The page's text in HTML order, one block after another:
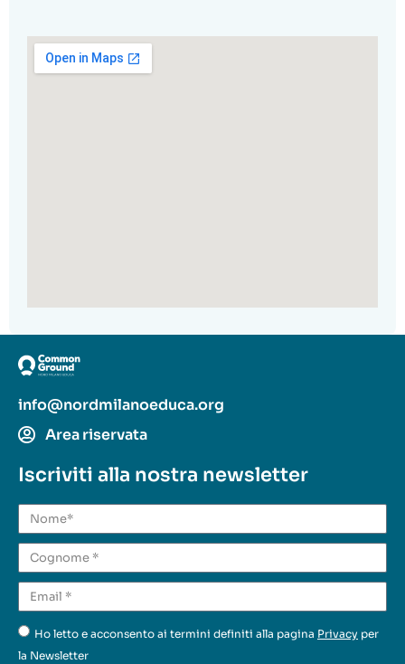
info@nordmilanoeduca.org
Area riservata
Iscriviti alla nostra newsletter
Ho letto e acconsento ai termini definiti alla pagina Privacy per
la Newsletter